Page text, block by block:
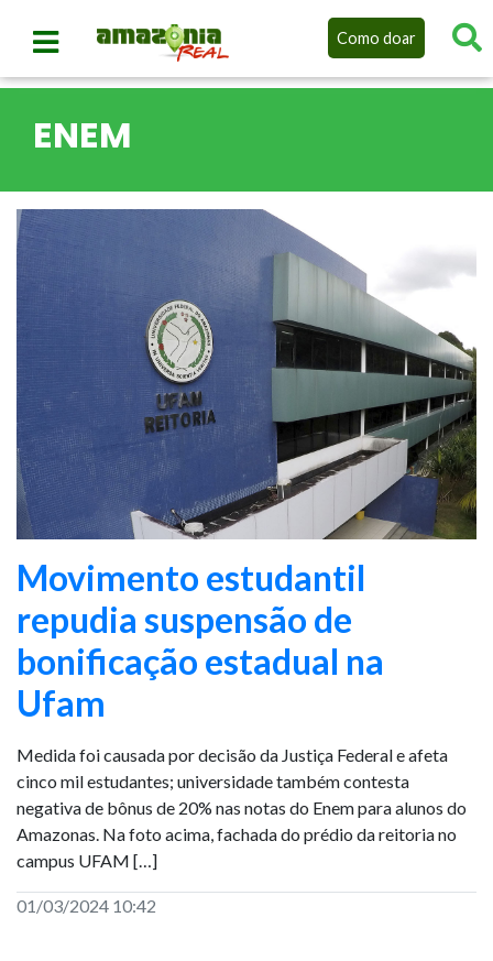
Como doar
ENEM
Movimento estudantil
repudia suspensão de
bonificação estadual na
Ufam
Medida foi causada por decisão da Justiça Federal e afeta
cinco mil estudantes; universidade também contesta
negativa de bônus de 20% nas notas do Enem para alunos do
Amazonas. Na foto acima, fachada do prédio da reitoria no
campus UFAM […]
01/03/2024 10:42